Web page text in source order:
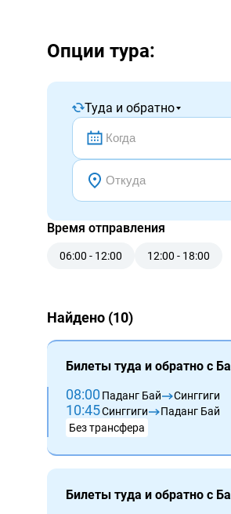
Опции тура:
Туда и обратно
Время отправления
06:00 - 12:00 12:00 - 18:00
Найдено (10)
Билеты туда и обратно с
08:00 Паданг Бай Синггиги
10:45Синггиги
Паданг Бай
Без трансфера
Билеты туда и обратно с